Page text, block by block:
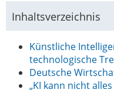
Inhaltsverzeichnis
Künstliche
technologische
Deutsche
„KI kann nicht